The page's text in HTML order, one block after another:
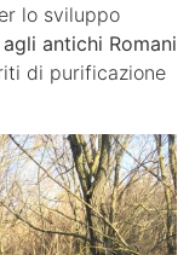
lo sviluppo
antichi Romani
di purificazione